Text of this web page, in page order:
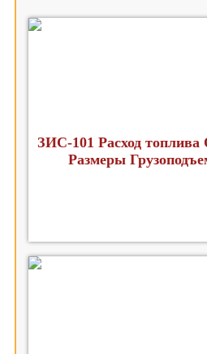
ЗИС-101 Расход топлива
Размеры